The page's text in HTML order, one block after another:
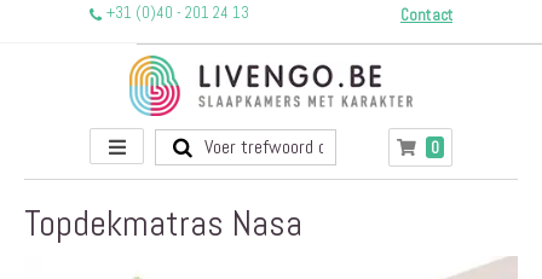
+31 (0)40 - 201 24 13 Contact
Toggle
Nav
Winkelwagen
0producten
Topdekmatras Nasa